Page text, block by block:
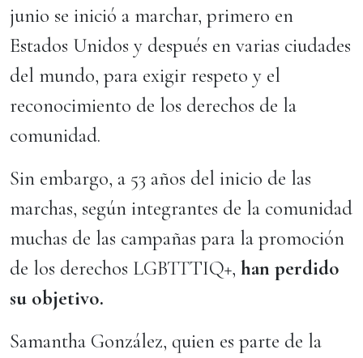
junio se inició a marchar, primero en
Estados Unidos y después en varias ciudades
del mundo, para exigir respeto y el
reconocimiento de los derechos de la
comunidad.
Sin embargo, a 53 años del inicio de las
marchas, según integrantes de la comunidad
muchas de las campañas para la promoción
de los derechos LGBTTTIQ+, han perdido
su objetivo.
Samantha González, quien es parte de la